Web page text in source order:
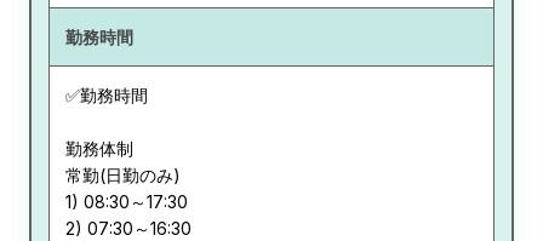
勤務時間
✅勤務時間
勤務体制
常勤(日勤のみ)
1) 08:30～17:30
2) 07:30～16:30